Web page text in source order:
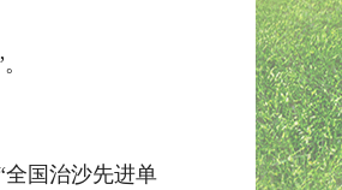
。
国治沙先进单